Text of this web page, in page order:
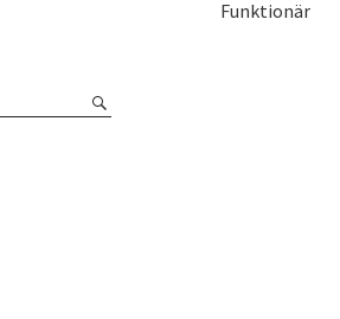
Funktionär